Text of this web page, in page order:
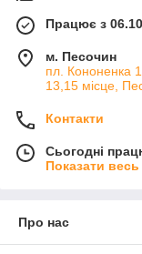
Працює з
м. Песочин
пл. Кононенка
13,15 місце,
Контакти
Сьогодні
Показати
Про нас